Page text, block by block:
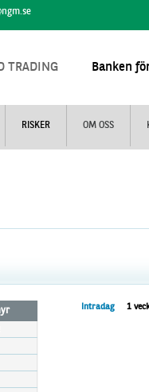
TRADING Banken
RISKER OM OSS
Intradag 1